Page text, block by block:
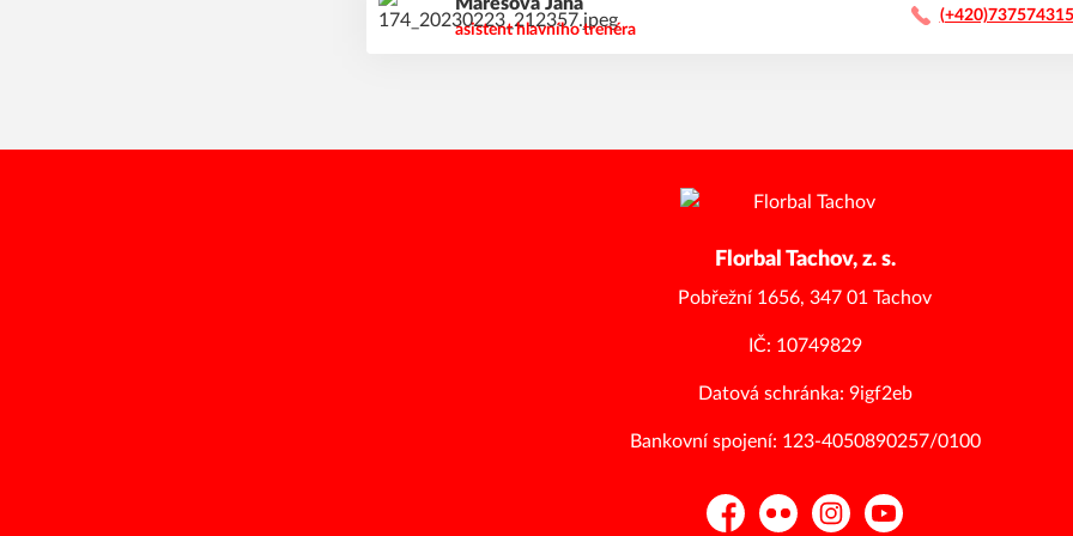
asistent hlavního trenéra
(+420)737574315
Florbal Tachov, z. s.
Pobřežní 1656, 347 01 Tachov
IČ: 10749829
Datová schránka: 9igf2eb
Bankovní spojení: 123-4050890257/0100
FacebookFlickr InstagramYouTube